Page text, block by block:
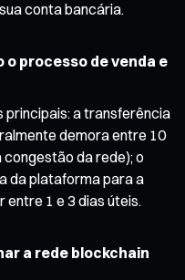
conta bancária.
o processo de venda e
principais: a transferência
demora entre 10
congestão da rede); o
da plataforma para a
1 e 3 dias úteis.
a rede blockchain